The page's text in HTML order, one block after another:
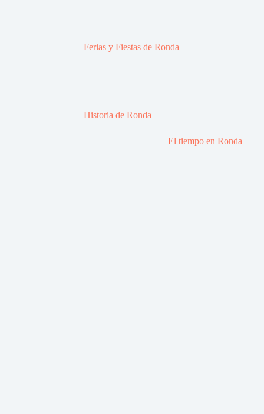
Ferias y Fiestas de Ronda
Historia de Ronda
El tiempo en Ronda